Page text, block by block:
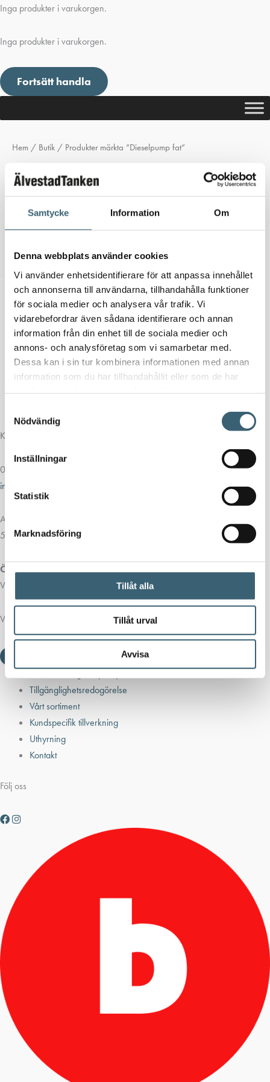
Samtycke Information Om
Denna webbplats använder cookies
Vi använder enhetsidentifierare för att anpassa innehållet
och annonserna till användarna, tillhandahålla funktioner
för sociala medier och analysera vår trafik. Vi
vidarebefordrar även sådana identifierare och annan
information från din enhet till de sociala medier och
annons- och analysföretag som vi samarbetar med.
Dessa kan i sin tur kombinera informationen med annan
information som du har tillhandahållit eller som de har
Nödvändig
Inställningar
Statistik
Marknadsföring
Tillåt alla
Tillåt urval
Avvisa
Inga produkter i varukorgen.
Inga produkter i varukorgen.
Fortsätt handla
Hem / Butik / Produkter märkta ”Dieselpump fat”
Dieselpump fat
Inga produkter hittades som motsvarar ditt val.
Kontakt
013-39 30 90
info@alvestadtanken.se
Algolgatan 7
583 30 Linköping
Öppettider butik:
Vardagar 07.00 - 16.00
Viktiga länkar
Villkor & integritetspolicy
Tillgänglighetsredogörelse
Vårt sortiment
Kundspecifik tillverkning
Uthyrning
Kontakt
Följ oss